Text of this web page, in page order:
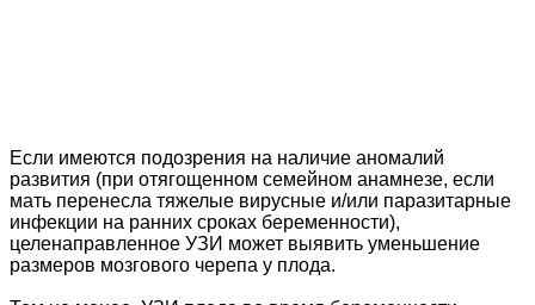
Если имеются подозрения на наличие аномалий
развития (при отягощенном семейном анамнезе, если
мать перенесла тяжелые вирусные и/или паразитарные
инфекции на ранних сроках беременности),
целенаправленное УЗИ может выявить уменьшение
размеров мозгового черепа у плода.